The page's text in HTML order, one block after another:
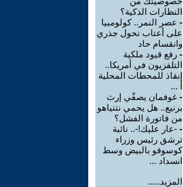
النظارات الذكية؟
- عصر النمر.. كولومبيا
على أعتاب تحول جذري
وانقسام حاد
- رفع قيود ملكية
التلفزيون في أمريكا..
إنقاذ للمحطات المحلية
أ ...
- غوفمان يصفّي إرث
برنيع.. هل يحمي نتنياهو
من فاتورة الفشل؟
- -عار عليك!-.. نائبة
ترشق رئيس وزراء
كوسوفو بالبيض وسط
انسداد ...
المزيد.....